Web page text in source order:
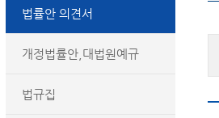
법률안 의견서
개정법률안,대법원예규
법규집